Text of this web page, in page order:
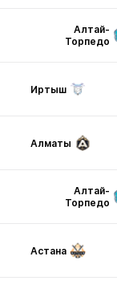
Алтай-
Торпедо
Иртыш
Алматы
Алтай-
Торпедо
Астана